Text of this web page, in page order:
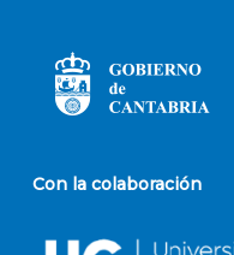
Con la colaboración